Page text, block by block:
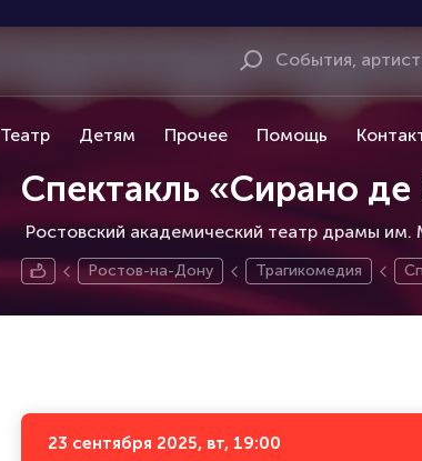
Театр Детям Прочее Помощь
Спектакль «Сирано
Ростовский академический театр драмы им.
Ростов-на-Дону Трагикомедия
23 сентября 2025, вт, 19:00